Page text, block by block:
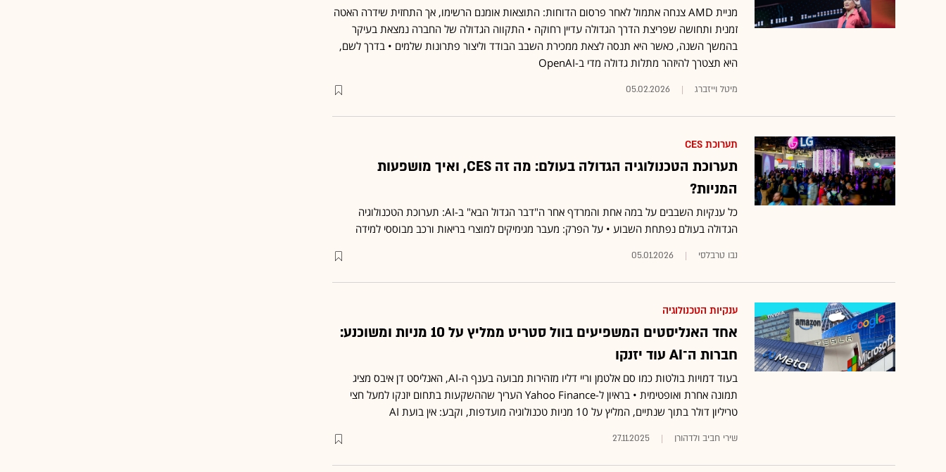
מניית AMD צנחה אתמול לאחר פרסום הדוחות: התוצאות אומנם הרשימו, אך התחזית שידרה האטה
זמנית ותחושה שפריצת הדרך הגדולה עדיין רחוקה • התקווה הגדולה של החברה נמצאת בעיקר
בהמשך השנה, כאשר היא תנסה לצאת ממכירת השבב הבודד וליצור פתרונות שלמים • בדרך לשם,
היא תצטרך להיזהר מתלות גדולה מדי ב-OpenAI
מיטל וייזברג 05.02.2026
תערוכת CES
תערוכת הטכנולוגיה הגדולה בעולם: מה זה CES, ואיך מושפעות
המניות?
כל ענקיות השבבים על במה אחת והמרדף אחר ה"דבר הגדול הבא" ב-AI: תערוכת הטכנולוגיה
הגדולה בעולם נפתחת השבוע • על הפרק: מעבר מגימיקים למוצרי בריאות ורכב מבוססי למידה
נבו טרבלסי 05.01.2026
ענקיות הטכנולוגיה
אחד האנליסטים המשפיעים בוול סטריט ממליץ על 10 מניות ומשוכנע:
חברות ה־AI עוד יזנקו
בעוד דמויות בולטות כמו סם אלטמן וריי דליו מזהירות מבועה בענף ה-AI, האנליסט דן איבס מציג
תמונה אחרת ואופטימית • בראיון ל-Yahoo Finance העריך שההשקעות בתחום יזנקו למעל חצי
טריליון דולר בתוך שנתיים, המליץ על 10 מניות טכנולוגיה מועדפות, וקבע: אין בועת AI
שירי חביב ולדהורן 27.11.2025